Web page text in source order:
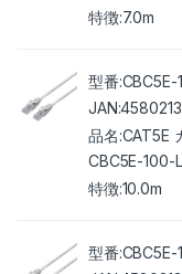
7.0m
CBC5E-
CAT5E
CBC5E-100-
10.0m
CBC5E-